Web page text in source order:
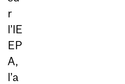
r
l’IE
EP
A,
l’a